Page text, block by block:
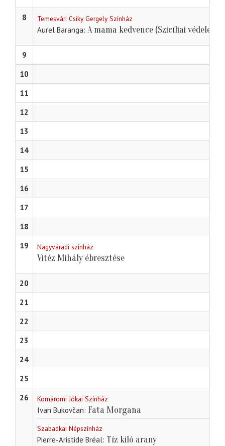
8 Temesvári Csiky Gergely Színház
Aurel Baranga A mama kedvence (Szicíliai védelem)
9
10
11
12
13
14
15
16
17
18
19
Nagyváradi színház
Vitéz Mihály ébresztése
20
21
22
23
24
25
26
Komáromi Jókai Színház
Ivan Bukovčan Fata Morgana
Szabadkai Népszínház
Pierre-Aristide Bréal Tíz kiló arany